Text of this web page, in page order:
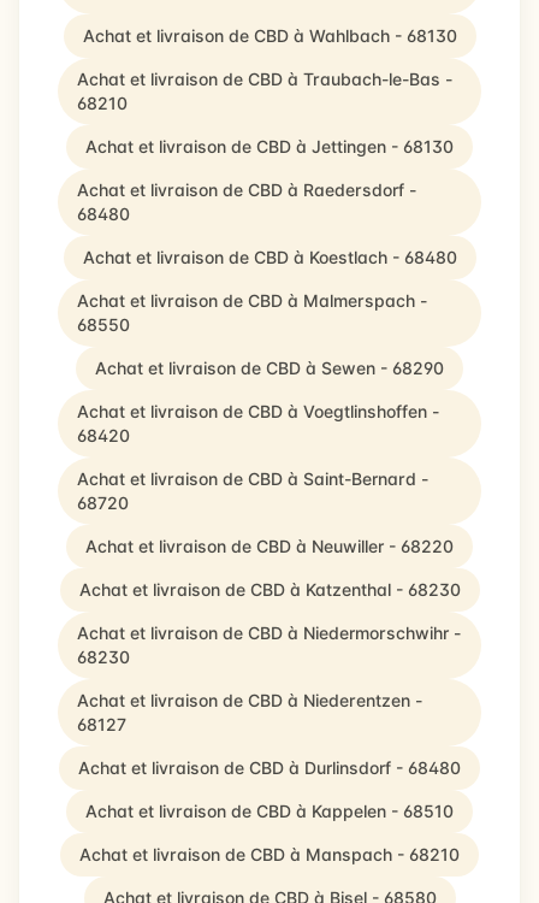
Achat et livraison de CBD à Wahlbach - 68130
Achat et livraison de CBD à Traubach-le-Bas -
68210
Achat et livraison de CBD à Jettingen - 68130
Achat et livraison de CBD à Raedersdorf -
68480
Achat et livraison de CBD à Koestlach - 68480
Achat et livraison de CBD à Malmerspach -
68550
Achat et livraison de CBD à Sewen - 68290
Achat et livraison de CBD à Voegtlinshoffen -
68420
Achat et livraison de CBD à Saint-Bernard -
68720
Achat et livraison de CBD à Neuwiller - 68220
Achat et livraison de CBD à Katzenthal - 68230
Achat et livraison de CBD à Niedermorschwihr -
68230
Achat et livraison de CBD à Niederentzen -
68127
Achat et livraison de CBD à Durlinsdorf - 68480
Achat et livraison de CBD à Kappelen - 68510
Achat et livraison de CBD à Manspach - 68210
Achat et livraison de CBD à Bisel - 68580